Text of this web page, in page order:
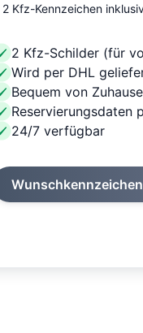
2 Kfz-Kennzeichen
2 Kfz-Schilder (für
Wird per DHL
Bequem von Zuhause
Reservierungsdaten
24/7 verfügbar